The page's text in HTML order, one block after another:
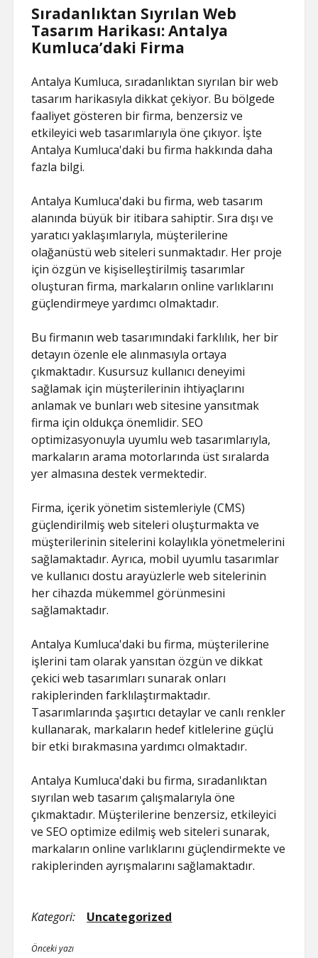
Sıradanlıktan Sıyrılan Web
Tasarım Harikası: Antalya
Kumluca’daki Firma
Antalya Kumluca, sıradanlıktan sıyrılan bir web
tasarım harikasıyla dikkat çekiyor. Bu bölgede
faaliyet gösteren bir firma, benzersiz ve
etkileyici web tasarımlarıyla öne çıkıyor. İşte
Antalya Kumluca'daki bu firma hakkında daha
fazla bilgi.
Antalya Kumluca'daki bu firma, web tasarım
alanında büyük bir itibara sahiptir. Sıra dışı ve
yaratıcı yaklaşımlarıyla, müşterilerine
olağanüstü web siteleri sunmaktadır. Her proje
için özgün ve kişiselleştirilmiş tasarımlar
oluşturan firma, markaların online varlıklarını
güçlendirmeye yardımcı olmaktadır.
Bu firmanın web tasarımındaki farklılık, her bir
detayın özenle ele alınmasıyla ortaya
çıkmaktadır. Kusursuz kullanıcı deneyimi
sağlamak için müşterilerinin ihtiyaçlarını
anlamak ve bunları web sitesine yansıtmak
firma için oldukça önemlidir. SEO
optimizasyonuyla uyumlu web tasarımlarıyla,
markaların arama motorlarında üst sıralarda
yer almasına destek vermektedir.
Firma, içerik yönetim sistemleriyle (CMS)
güçlendirilmiş web siteleri oluşturmakta ve
müşterilerinin sitelerini kolaylıkla yönetmelerini
sağlamaktadır. Ayrıca, mobil uyumlu tasarımlar
ve kullanıcı dostu arayüzlerle web sitelerinin
her cihazda mükemmel görünmesini
sağlamaktadır.
Antalya Kumluca'daki bu firma, müşterilerine
işlerini tam olarak yansıtan özgün ve dikkat
çekici web tasarımları sunarak onları
rakiplerinden farklılaştırmaktadır.
Tasarımlarında şaşırtıcı detaylar ve canlı renkler
kullanarak, markaların hedef kitlelerine güçlü
bir etki bırakmasına yardımcı olmaktadır.
Antalya Kumluca'daki bu firma, sıradanlıktan
sıyrılan web tasarım çalışmalarıyla öne
çıkmaktadır. Müşterilerine benzersiz, etkileyici
ve SEO optimize edilmiş web siteleri sunarak,
markaların online varlıklarını güçlendirmekte ve
rakiplerinden ayrışmalarını sağlamaktadır.
Kategori: Uncategorized
Önceki yazı